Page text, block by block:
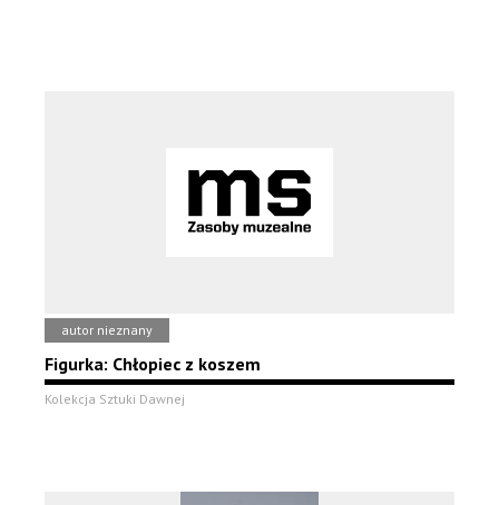
autor nieznany
Figurka: Chłopiec z koszem
Kolekcja Sztuki Dawnej